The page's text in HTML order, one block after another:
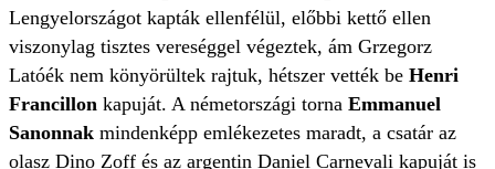
Lengyelországot kapták ellenfélül, előbbi kettő ellen
viszonylag tisztes vereséggel végeztek, ám Grzegorz
Latóék nem könyörültek rajtuk, hétszer vették be Henri
Francillon kapuját. A németországi torna Emmanuel
Sanonnak mindenképp emlékezetes maradt, a csatár az
olasz Dino Zoff és az argentin Daniel Carnevali kapuját is